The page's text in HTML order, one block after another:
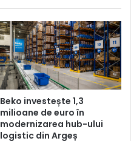
Beko investește 1,3
milioane de euro în
modernizarea hub-ului
logistic din Argeș